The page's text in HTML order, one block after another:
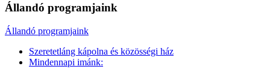
Állandó programjaink
Állandó programjaink
Szeretetláng kápolna és közösségi ház
Mindennapi imánk: